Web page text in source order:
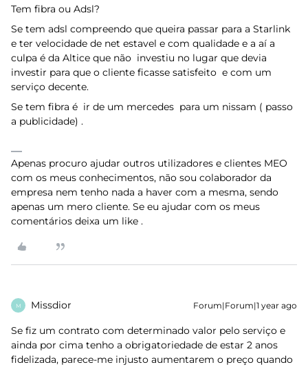
Tem fibra ou Adsl?
Se tem adsl compreendo que queira passar para a Starlink
e ter velocidade de net estavel e com qualidade e a aí a
culpa é da Altice que não investiu no lugar que devia
investir para que o cliente ficasse satisfeito e com um
serviço decente.
Se tem fibra é ir de um mercedes para um nissam ( passo
a publicidade) .
Apenas procuro ajudar outros utilizadores e clientes MEO
com os meus conhecimentos, não sou colaborador da
empresa nem tenho nada a haver com a mesma, sendo
apenas um mero cliente. Se eu ajudar com os meus
comentários deixa um like .
M Missdior Forum|Forum|1 year ago
Se fiz um contrato com determinado valor pelo serviço e
ainda por cima tenho a obrigatoriedade de estar 2 anos
fidelizada, parece-me injusto aumentarem o preço quando